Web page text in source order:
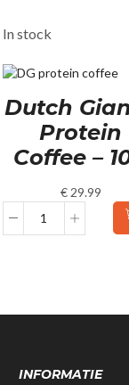
In stock
Dutch
Protein
Coffee –
€29.99
Dutch
-
Gratis
INFORMATIE